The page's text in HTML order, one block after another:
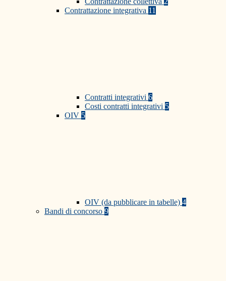
Contrattazione integrativa 11
Contratti integrativi 6
Costi contratti integrativi 5
OIV 5
OIV (da pubblicare in tabelle) 4
Bandi di concorso 9